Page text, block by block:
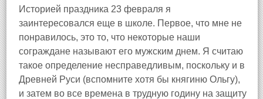
Историей праздника 23 февраля я
заинтересовался еще в школе. Первое, что мне не
понравилось, это то, что некоторые наши
сограждане называют его мужским днем. Я считаю
такое определение несправедливым, поскольку и в
Древней Руси (вспомните хотя бы княгиню Ольгу),
и затем во все времена в трудную годину на защиту